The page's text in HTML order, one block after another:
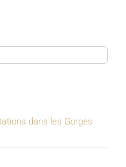
dans les Gorges